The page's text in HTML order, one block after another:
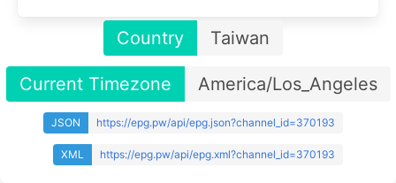
Country Taiwan
Current Timezone America/Los_Angeles
JSON https://epg.pw/api/epg.json?channel_id=370193
XML https://epg.pw/api/epg.xml?channel_id=370193